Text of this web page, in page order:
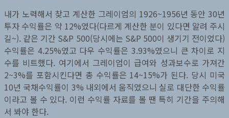
내가 노력해서 찾고 계산한 그레이엄의 1926~1956년 동안 30년
투자 수익률은 약 12%였다(다르게 계산한 분이 있다면 알려 주시
길~). 같은 기간 S&P 500(당시에는 S&P 500이 생기기 전이었다)
수익률은 4.25%였고 다우 수익률은 3.93%였으니 큰 차이로 지
수를 비트했다. 여기에서 그레이엄이 급여와 성과보수로 가져간
2~3%를 포함시킨다면 총 수익률은 14~15%가 된다. 당시 미국
10년 국채수익률이 3% 내외에서 움직였으니 실로 대단한 수익률
이라고 볼 수 있다. 이런 수익률 자료를 볼 땐 특히 기간을 주의해
서 봐야 한다.